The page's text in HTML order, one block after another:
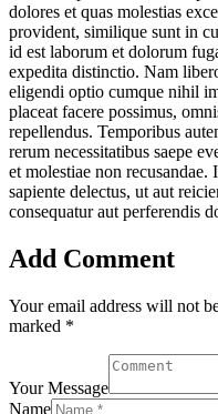
dolores et quas molestias
provident, similique sunt in
id est laborum et dolorum
expedita distinctio. Nam
eligendi optio cumque nihil
placeat facere possimus,
repellendus. Temporibus
rerum necessitatibus saepe
et molestiae non recusandae.
sapiente delectus, ut aut
consequatur aut perferendis
Add Comment
Your email address will not
marked *
Your Message
Name